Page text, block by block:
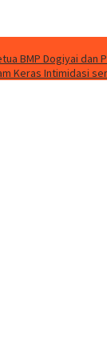
BMP Dogiyai dan
Keras Intimidasi